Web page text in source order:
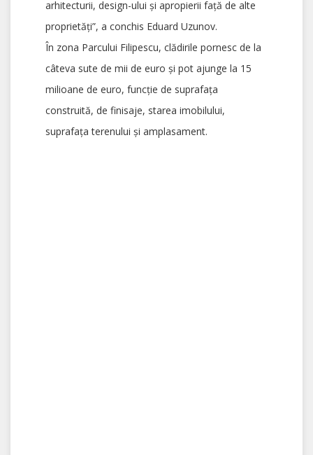
arhitecturii, design-ului și apropierii față de alte
proprietăți”, a conchis Eduard Uzunov.
În zona Parcului Filipescu, clădirile pornesc de la
câteva sute de mii de euro și pot ajunge la 15
milioane de euro, funcție de suprafața
construită, de finisaje, starea imobilului,
suprafața terenului și amplasament.